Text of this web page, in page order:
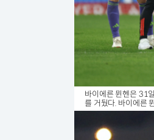
바이에른 뮌헨은 31
를 거뒀다. 바이에른